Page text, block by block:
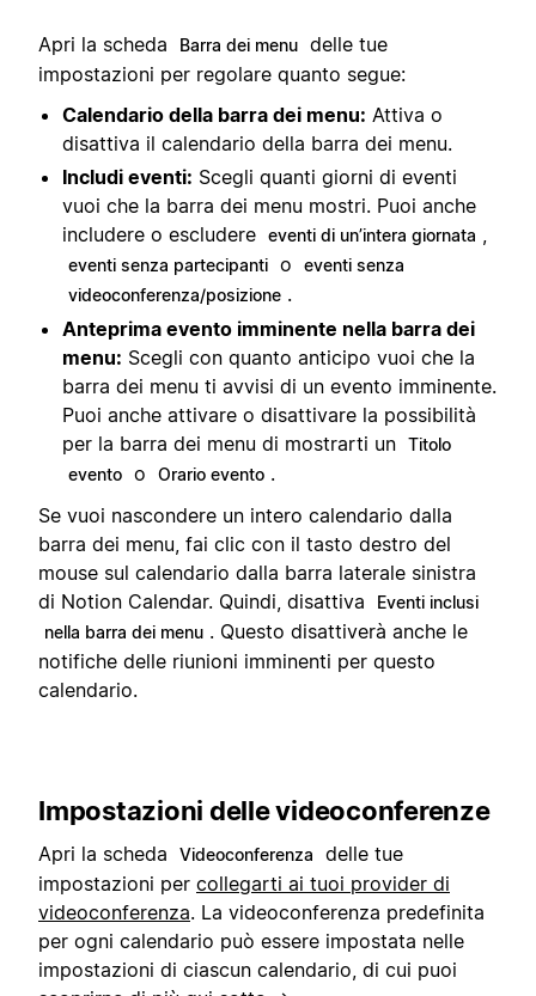
Apri la scheda Barra dei menu delle tue
impostazioni per regolare quanto segue:
Calendario della barra dei menu: Attiva o
disattiva il calendario della barra dei menu.
Includi eventi: Scegli quanti giorni di eventi
vuoi che la barra dei menu mostri. Puoi anche
includere o escludere eventi di un’intera giornata ,
eventi senza partecipanti o
eventi senza
videoconferenza/posizione .
Anteprima evento imminente nella barra dei
menu: Scegli con quanto anticipo vuoi che la
barra dei menu ti avvisi di un evento imminente.
Puoi anche attivare o disattivare la possibilità
per la barra dei menu di mostrarti un Titolo
evento o Orario evento .
Se vuoi nascondere un intero calendario dalla
barra dei menu, fai clic con il tasto destro del
mouse sul calendario dalla barra laterale sinistra
di Notion Calendar. Quindi, disattiva
Eventi inclusi
nella barra dei menu . Questo disattiverà anche le
notifiche delle riunioni imminenti per questo
calendario.
Impostazioni delle videoconferenze
Apri la scheda Videoconferenza
delle tue
impostazioni per collegarti ai tuoi provider di
videoconferenza. La videoconferenza predefinita
per ogni calendario può essere impostata nelle
impostazioni di ciascun calendario, di cui puoi